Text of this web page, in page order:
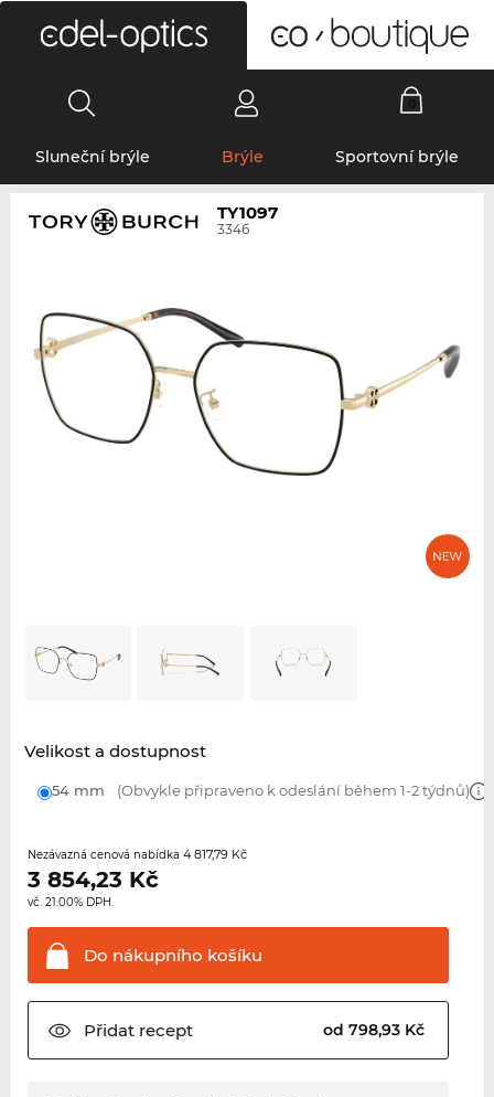
Sluneční brýle Brýle Sportovní brýle
TY1097
3346
Velikost a dostupnost
54 mm (Obvykle připraveno k odeslání během 1-2 týdnů)
Nezávazná cenová nabídka 4 817,79 Kč
3 854,23 Kč
vč. 21.00% DPH.
Do nákupního košíku
Přidatrecept od 798,93 Kč